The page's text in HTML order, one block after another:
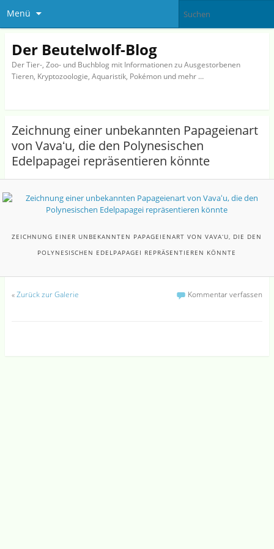
Menü
Der Beutelwolf-Blog
Der Tier-, Zoo- und Buchblog mit Informationen zu Ausgestorbenen
Tieren, Kryptozoologie, Aquaristik, Pokémon und mehr …
Zeichnung einer unbekannten Papageienart
von Vavaʻu, die den Polynesischen
Edelpapagei repräsentieren könnte
ZEICHNUNG EINER UNBEKANNTEN PAPAGEIENART VON VAVAʻU, DIE DEN
POLYNESISCHEN EDELPAPAGEI REPRÄSENTIEREN KÖNNTE
«Zurück zur Galerie Kommentar verfassen